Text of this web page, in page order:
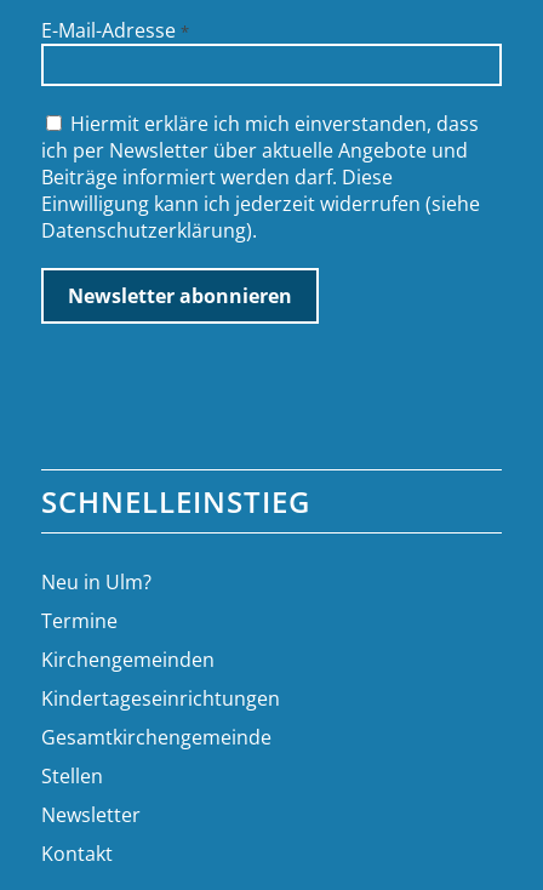
E-Mail-Adresse *
Hiermit erkläre ich mich einverstanden, dass
ich per Newsletter über aktuelle Angebote und
Beiträge informiert werden darf. Diese
Einwilligung kann ich jederzeit widerrufen (siehe
Datenschutzerklärung).
SCHNELLEINSTIEG
Neu in Ulm?
Termine
Kirchengemeinden
Kindertageseinrichtungen
Gesamtkirchengemeinde
Stellen
Newsletter
Kontakt